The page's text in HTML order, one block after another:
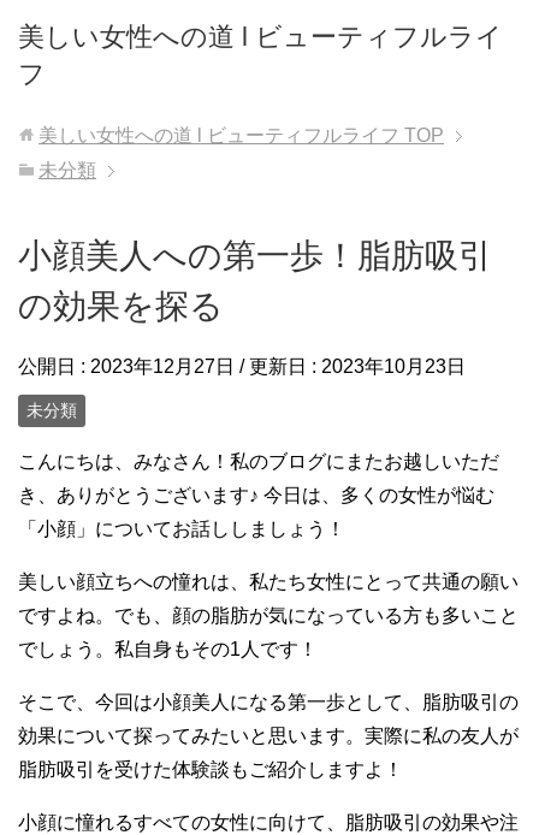
美しい女性への道 l ビューティフルライ
フ
美しい女性への道 l ビューティフルライフ TOP
未分類
小顔美人への第一歩！脂肪吸引
の効果を探る
公開日 : 2023年12月27日 / 更新日 : 2023年10月23日
未分類
こんにちは、みなさん！私のブログにまたお越しいただ
き、ありがとうございます♪ 今日は、多くの女性が悩む
「小顔」についてお話ししましょう！
美しい顔立ちへの憧れは、私たち女性にとって共通の願い
ですよね。でも、顔の脂肪が気になっている方も多いこと
でしょう。私自身もその1人です！
そこで、今回は小顔美人になる第一歩として、脂肪吸引の
効果について探ってみたいと思います。実際に私の友人が
脂肪吸引を受けた体験談もご紹介しますよ！
小顔に憧れるすべての女性に向けて、脂肪吸引の効果や注